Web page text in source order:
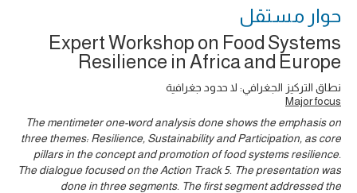
حوار ‎مستقل
Expert Workshop on Food Systems
Resilience in Africa and Europe
نطاق التركيز الجغرافي: لا حدود جغرافية
Major focus
The mentimeter one-word analysis done shows the emphasis on
three themes: Resilience, Sustainability and Participation, as core
pillars in the concept and promotion of food systems resilience.
The dialogue focused on the Action Track 5. The presentation was
done in three segments. The first segment addressed the